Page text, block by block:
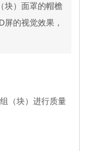
块）面罩的帽檐
屏的视觉效果，
（块）进行质量